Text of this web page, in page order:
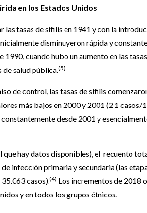
en los Estados Unidos
las tasas de sífilis en 1941 y con la
disminuyeron rápida y
1990, cuando hubo un aumento en las
salud pública. (5)
de control, las tasas de sífilis
más bajos en 2000 y 2001 (2,1 casos/
desde 2001 y
que hay datos disponibles), el recuento
infección primaria y secundaria (las
casos). (4) Los incrementos de 2018
y en todos los grupos étnicos.